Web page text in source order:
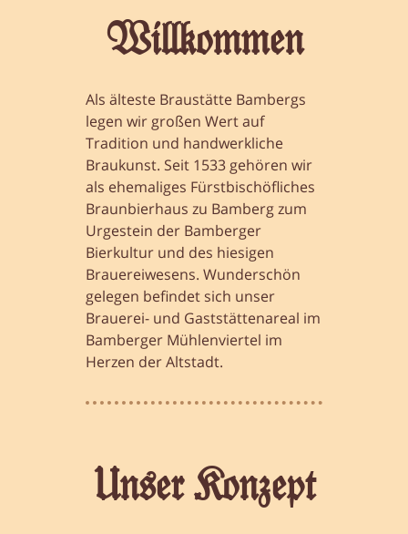
Willkommen
Als älteste Braustätte Bambergs
legen wir großen Wert auf
Tradition und handwerkliche
Braukunst. Seit 1533 gehören wir
als ehemaliges Fürstbischöfliches
Braunbierhaus zu Bamberg zum
Urgestein der Bamberger
Bierkultur und des hiesigen
Brauereiwesens. Wunderschön
gelegen befindet sich unser
Brauerei- und Gaststättenareal im
Bamberger Mühlenviertel im
Herzen der Altstadt.
Unser Konzept